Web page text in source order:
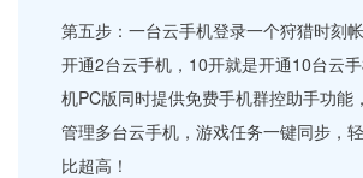
第五步：一台云手机登录一个狩猎时刻
开通2台云手机，10开就是开通10台云
机PC版同时提供免费手机群控助手功能
管理多台云手机，游戏任务一键同步，
比超高！